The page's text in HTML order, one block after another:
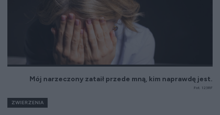
Mój narzeczony zataił przede mną, kim naprawdę jest.
Fot. 123RF
ZWIERZENIA